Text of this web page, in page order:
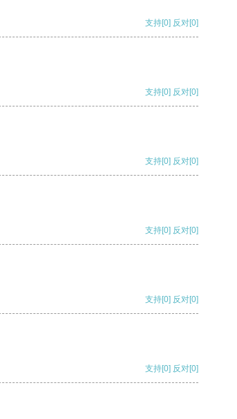
支持[0] 反对[0]
支持[0] 反对[0]
支持[0] 反对[0]
支持[0] 反对[0]
支持[0] 反对[0]
支持[0] 反对[0]